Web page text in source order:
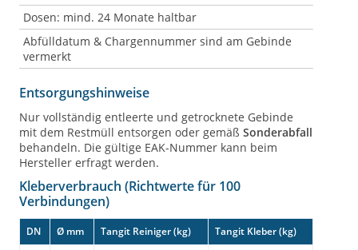
Dosen: mind. 24 Monate haltbar
Abfülldatum & Chargennummer sind am Gebinde
vermerkt
Entsorgungshinweise
Nur vollständig entleerte und getrocknete Gebinde
mit dem Restmüll entsorgen oder gemäß Sonderabfall
behandeln. Die gültige EAK-Nummer kann beim
Hersteller erfragt werden.
Kleberverbrauch (Richtwerte für 100
Verbindungen)
DN Ø mm Tangit Reiniger (kg)
Tangit Kleber (kg)